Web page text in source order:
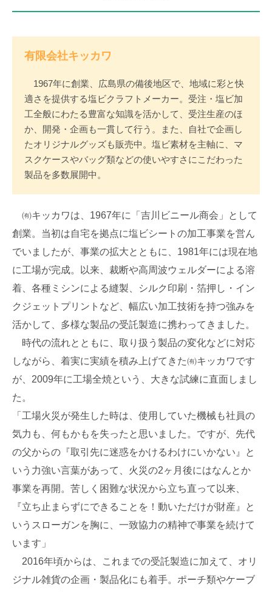
有限会社キッカワ
1967年に創業、広島県の備後地区で、地域に彩と快
適さを提供する塩ビクラフトメーカー。受注・塩ビ加
工全般にわたる豊富な知識を活かして、受注生産のほ
か、開発・企画も一貫して行う。また、自社で企画し
たオリジナルグッズも販売中。塩ビ素材を主軸に、マ
スクケースやバッグ類などの使いやすさにこだわった
製品を多数展開中。
㈲キッカワは、1967年に「吉川ビニール商会」として
創業。当初は自宅を拠点に塩ビシートの加工事業を営ん
でいましたが、事業の拡大とともに、1981年には現在地
に工場が完成。以来、裁断や高周波ウェルダーによる溶
着、各種ミシンによる縫製、シルク印刷・箔押し・イン
クジェットプリントなど、幅広い加工技術を持つ強みを
活かして、多様な製品の受託製造に携わってきました。
時代の流れとともに、取り扱う製品の変化などに対応
しながら、着実に実績を積み上げてきた㈲キッカワです
が、2009年に工場全焼という、大きな試練に直面しまし
た。
「工場火災が発生した時は、使用していた機械も社員の
気力も、何もかもを失ったと思いました。ですが、先代
の父からの『取引先に迷惑をかけるわけにいかない』と
いう力強い言葉があって、火災の2ヶ月後にはなんとか
事業を再開。苦しく困難な状況から立ち直って以来、
『立ち止まらずにできることを！動いただけが財産』と
いうスローガンを胸に、一致協力の精神で事業を続けて
います」
2016年頃からは、これまでの受託製造に加えて、オリ
ジナル雑貨の企画・製品化にも着手。ポーチ類やケーブ